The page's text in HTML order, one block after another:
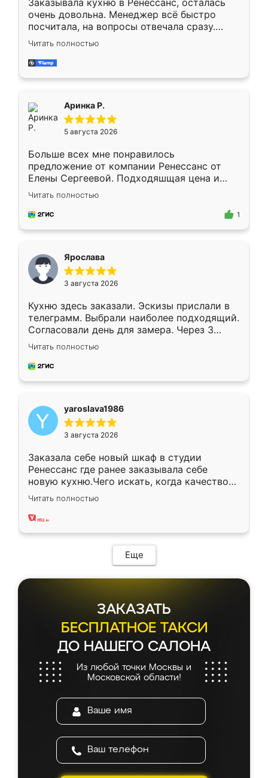
Заказывала кухню в Ренессанс, осталась
очень довольна. Менеджер всё быстро
посчитала, на вопросы отвечала сразу.
Замерщик приехал в субботу, подошёл к
делу со всей ответственностью. Собрали
за день, ребята работали аккуратно, даже
Читать полностью
Аринка Р.
5 августа 2026
Больше всех мне понравилось
предложение от компании Ренессанс от
Елены Сергеевой. Подходяшщая цена и
короткие сроки изготовления. Приехавший
для замера сотрудник Владислав
предложил по моему эскизу самый
Читать полностью
1
Ярослава
3 августа 2026
Кухню здесь заказали. Эскизы прислали в
телеграмм. Выбрали наиболее подходящий.
Согласовали день для замера. Через 3
недели кухня была уже готова. Остались
довольны работой. Спасибо Ренессанс
мебель за качественную работу!
Читать полностью
yaroslava1986
3 августа 2026
Заказала себе новый шкаф в студии
Ренессанс где ранее заказывала себе
новую кухню.Чего искать, когда качеством
вполне довольна. Служит кухня уже почти
два года, нареканий нет.
Читать полностью
Еще
ЗАКАЗАТЬ
БЕСПЛАТНОЕ ТАКСИ
ДО НАШЕГО САЛОНА
Из любой точки Москвы и
Московской области!